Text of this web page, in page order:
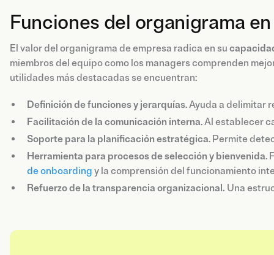
Funciones del organigrama
El valor del organigrama de empresa radica en su
miembros del equipo como los managers comprenden
utilidades más destacadas se encuentran:
Definición de funciones y jerarquías. Ayuda a delimitar
Facilitación de la comunicación interna. Al establecer
Soporte para la planificación estratégica. Permite
Herramienta para procesos de selección y bienvenida.
de onboarding y la comprensión del funcionamiento
Refuerzo de la transparencia organizacional. Una